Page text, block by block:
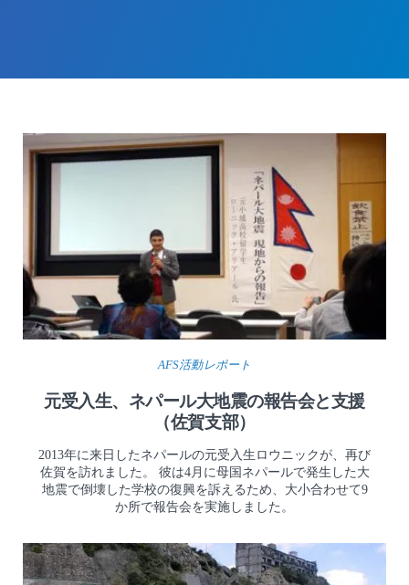
AFS活動レポート
元受入生、ネパール大地震の報告会と支援
（佐賀支部）
2013年に来日したネパールの元受入生ロウニックが、再び
佐賀を訪れました。 彼は4月に母国ネパールで発生した大
地震で倒壊した学校の復興を訴えるため、大小合わせて9
か所で報告会を実施しました。